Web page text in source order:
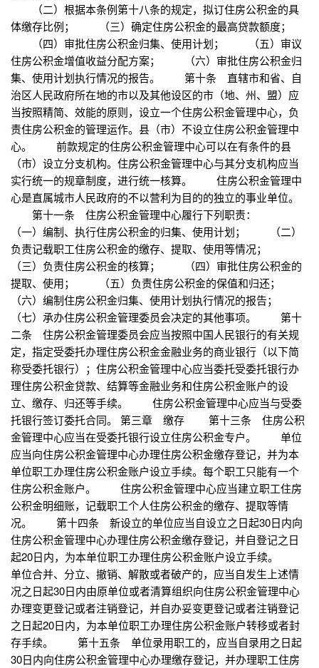
（二）根据本条例第十八条的规定，拟订住房公积金的具
体缴存比例； （三）确定住房公积金的最高贷款额度；
（四）审批住房公积金归集、使用计划； （五）审议
住房公积金增值收益分配方案； （六）审批住房公积金归
集、使用计划执行情况的报告。 第十条 直辖市和省、自
治区人民政府所在地的市以及其他设区的市（地、州、盟）应
当按照精简、效能的原则，设立一个住房公积金管理中心，负
责住房公积金的管理运作。县（市）不设立住房公积金管理中
心。 前款规定的住房公积金管理中心可以在有条件的县
（市）设立分支机构。住房公积金管理中心与其分支机构应当
实行统一的规章制度，进行统一核算。 住房公积金管理中
心是直属城市人民政府的不以营利为目的的独立的事业单位。
第十一条 住房公积金管理中心履行下列职责：
（一）编制、执行住房公积金的归集、使用计划； （二）
负责记载职工住房公积金的缴存、提取、使用等情况；
（三）负责住房公积金的核算； （四）审批住房公积金的
提取、使用； （五）负责住房公积金的保值和归还；
（六）编制住房公积金归集、使用计划执行情况的报告；
（七）承办住房公积金管理委员会决定的其他事项。 第十
二条 住房公积金管理委员会应当按照中国人民银行的有关规
定，指定受委托办理住房公积金金融业务的商业银行（以下简
称受委托银行）；住房公积金管理中心应当委托受委托银行办
理住房公积金贷款、结算等金融业务和住房公积金账户的设
立、缴存、归还等手续。 住房公积金管理中心应当与受委
托银行签订委托合同。 第三章 缴存 第十三条 住房公积
金管理中心应当在受委托银行设立住房公积金专户。 单位
应当向住房公积金管理中心办理住房公积金缴存登记，并为本
单位职工办理住房公积金账户设立手续。每个职工只能有一个
住房公积金账户。 住房公积金管理中心应当建立职工住房
公积金明细账，记载职工个人住房公积金的缴存、提取等情
况。 第十四条 新设立的单位应当自设立之日起30日内向
住房公积金管理中心办理住房公积金缴存登记，并自登记之日
起20日内，为本单位职工办理住房公积金账户设立手续。
单位合并、分立、撤销、解散或者破产的，应当自发生上述情
况之日起30日内由原单位或者清算组织向住房公积金管理中心
办理变更登记或者注销登记，并自办妥变更登记或者注销登记
之日起20日内，为本单位职工办理住房公积金账户转移或者封
存手续。 第十五条 单位录用职工的，应当自录用之日起
30日内向住房公积金管理中心办理缴存登记，并办理职工住房